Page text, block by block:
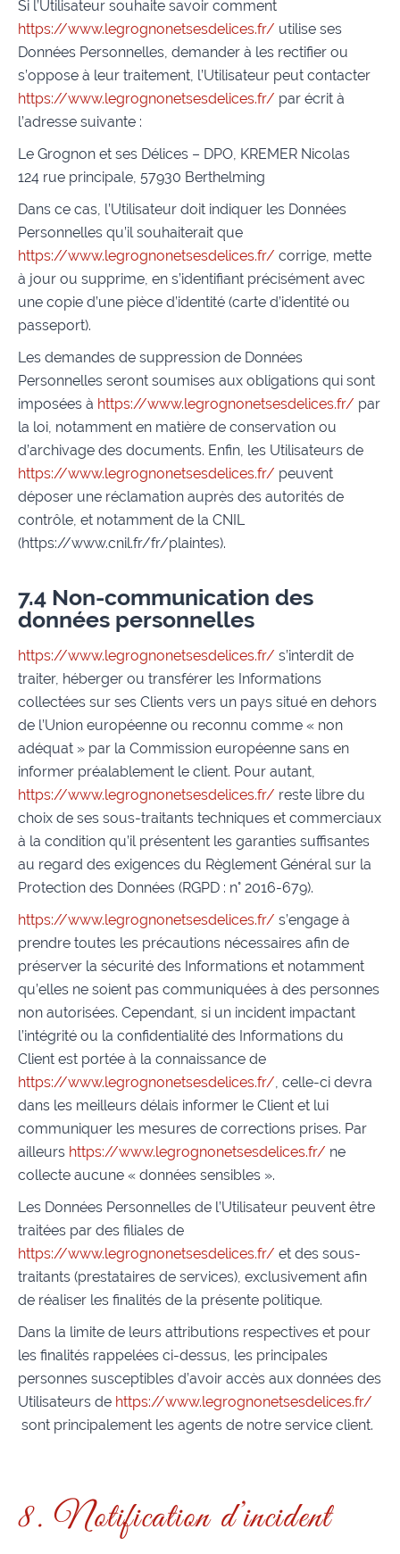
Si l’Utilisateur souhaite savoir comment
https://www.legrognonetsesdelices.fr/ utilise ses
Données Personnelles, demander à les rectifier ou
s’oppose à leur traitement, l’Utilisateur peut contacter
https://www.legrognonetsesdelices.fr/ par écrit à
l’adresse suivante :
Le Grognon et ses Délices – DPO, KREMER Nicolas
124 rue principale, 57930 Berthelming
Dans ce cas, l’Utilisateur doit indiquer les Données
Personnelles qu’il souhaiterait que
https://www.legrognonetsesdelices.fr/ corrige, mette
à jour ou supprime, en s’identifiant précisément avec
une copie d’une pièce d’identité (carte d’identité ou
passeport).
Les demandes de suppression de Données
Personnelles seront soumises aux obligations qui sont
imposées à https://www.legrognonetsesdelices.fr/ par
la loi, notamment en matière de conservation ou
d’archivage des documents. Enfin, les Utilisateurs de
https://www.legrognonetsesdelices.fr/ peuvent
déposer une réclamation auprès des autorités de
contrôle, et notamment de la CNIL
(https://www.cnil.fr/fr/plaintes).
7.4 Non-communication des
données personnelles
https://www.legrognonetsesdelices.fr/ s’interdit de
traiter, héberger ou transférer les Informations
collectées sur ses Clients vers un pays situé en dehors
de l’Union européenne ou reconnu comme « non
adéquat » par la Commission européenne sans en
informer préalablement le client. Pour autant,
https://www.legrognonetsesdelices.fr/ reste libre du
choix de ses sous-traitants techniques et commerciaux
à la condition qu’il présentent les garanties suffisantes
au regard des exigences du Règlement Général sur la
Protection des Données (RGPD : n° 2016-679).
https://www.legrognonetsesdelices.fr/ s’engage à
prendre toutes les précautions nécessaires afin de
préserver la sécurité des Informations et notamment
qu’elles ne soient pas communiquées à des personnes
non autorisées. Cependant, si un incident impactant
l’intégrité ou la confidentialité des Informations du
Client est portée à la connaissance de
https://www.legrognonetsesdelices.fr/, celle-ci devra
dans les meilleurs délais informer le Client et lui
communiquer les mesures de corrections prises. Par
ailleurs https://www.legrognonetsesdelices.fr/ ne
collecte aucune « données sensibles ».
Les Données Personnelles de l’Utilisateur peuvent être
traitées par des filiales de
https://www.legrognonetsesdelices.fr/ et des sous-
traitants (prestataires de services), exclusivement afin
de réaliser les finalités de la présente politique.
Dans la limite de leurs attributions respectives et pour
les finalités rappelées ci-dessus, les principales
personnes susceptibles d’avoir accès aux données des
Utilisateurs de https://www.legrognonetsesdelices.fr/
sont principalement les agents de notre service client.
8. Notification d’incident